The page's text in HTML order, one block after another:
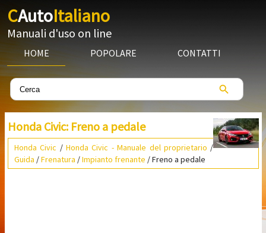
CAutoItaliano
Manuali d'uso on line
HOME POPOLARE CONTATTI
Honda Civic: Freno a pedale
Honda Civic /Honda Civic - Manuale del proprietario /
Guida /Frenatura /Impianto frenante / Freno a pedale